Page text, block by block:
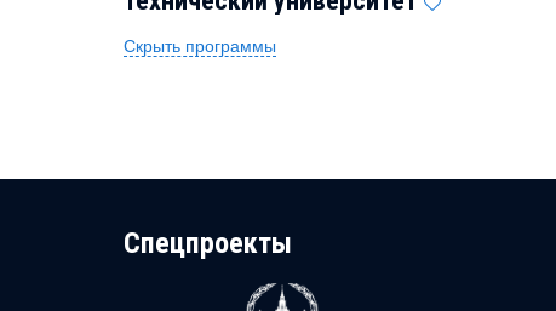
Скрыть программы
Cпецпроекты